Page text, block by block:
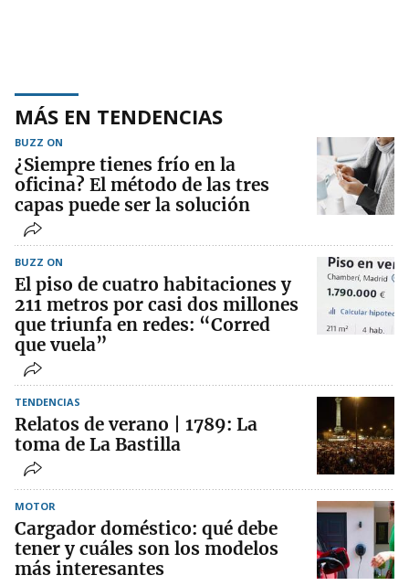
MÁS EN TENDENCIAS
BUZZ ON
¿Siempre tienes frío en la
oficina? El método de las tres
capas puede ser la solución
BUZZ ON
El piso de cuatro habitaciones y
211 metros por casi dos millones
que triunfa en redes: “Corred
que vuela”
TENDENCIAS
Relatos de verano | 1789: La
toma de La Bastilla
MOTOR
Cargador doméstico: qué debe
tener y cuáles son los modelos
más interesantes